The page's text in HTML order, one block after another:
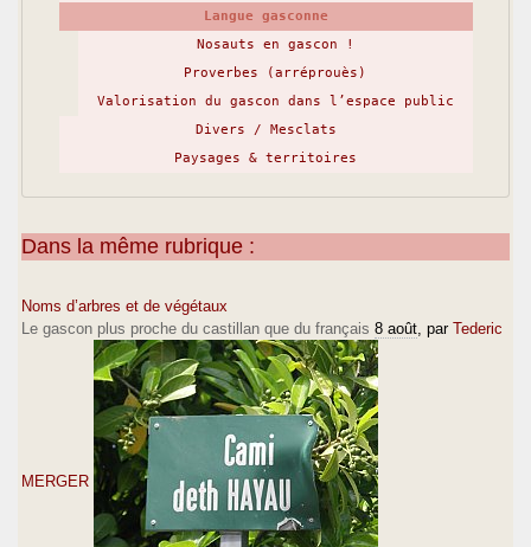
Langue gasconne
Nosauts en gascon !
Proverbes (arréprouès)
Valorisation du gascon dans l’espace public
Divers / Mesclats
Paysages & territoires
Dans la même rubrique :
Noms d’arbres et de végétaux
Le gascon plus proche du castillan que du français 8 août , par Tederic
MERGER